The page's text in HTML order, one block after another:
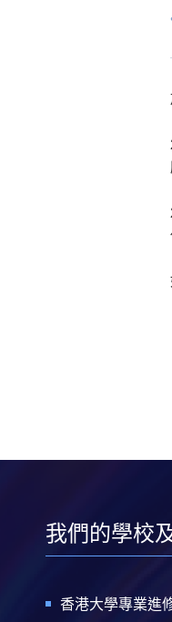
我們的學校
香港大學專業進